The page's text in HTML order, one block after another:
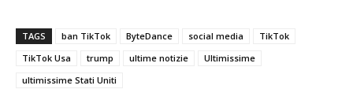
TAGS ban TikTok ByteDance social media
TikTok
TikTok Usa
trump ultime notizie
Ultimissime
ultimissime Stati Uniti